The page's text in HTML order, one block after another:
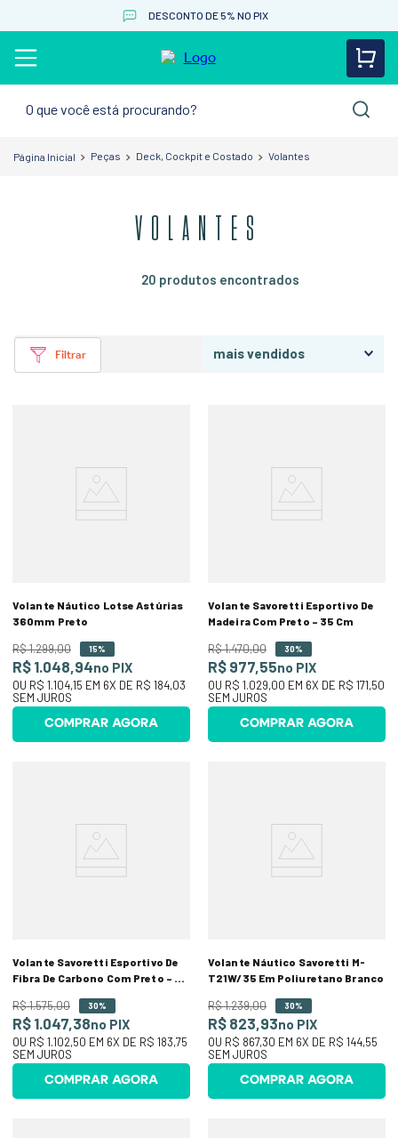
DESCONTO DE 5% NO PIX
Peças Deck, Cockpit e Costado Volantes
VOLANTES
20 produtos
Filtrar mais vendidos
Volante Náutico Lotse Astúrias
360mm Preto
R$1.299,00 15%
R$ 1.048,94no PIX
OU R$ 1.104,15 EM 6X DE R$ 184,03
SEM JUROS
COMPRAR AGORA
Volante Savoretti Esportivo De
Madeira Com Preto – 35 Cm
R$1.470,00 30%
R$ 977,55no PIX
OU R$ 1.029,00 EM 6X DE R$ 171,50
SEM JUROS
COMPRAR AGORA
Volante Savoretti Esportivo De
Fibra De Carbono Com Preto – 35
R$1.575,00 30%
R$ 1.047,38no PIX
OU R$ 1.102,50 EM 6X DE R$ 183,75
SEM JUROS
COMPRAR AGORA
Volante Náutico Savoretti M-
T21W/35 Em Poliuretano Branco
R$1.239,00 30%
R$ 823,93no PIX
OU R$ 867,30 EM 6X DE R$ 144,55
SEM JUROS
COMPRAR AGORA